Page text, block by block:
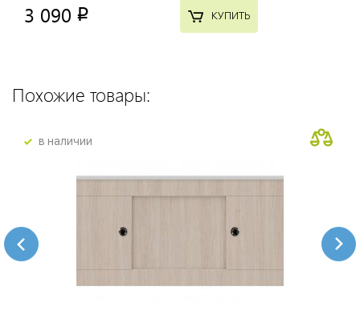
3 090 p КУПИТЬ
Похожие товары:
в наличии